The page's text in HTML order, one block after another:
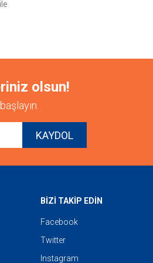
olsun!
KAYDOL
BİZİ TAKİP EDİN
Facebook
Twitter
Instagram